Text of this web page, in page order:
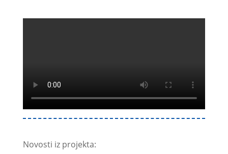
Novosti iz projekta: